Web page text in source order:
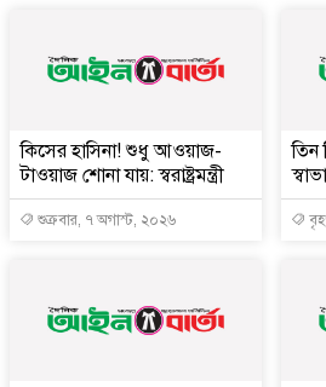
কিসের হাসিনা! শুধু আওয়াজ-
টাওয়াজ শোনা যায়: স্বরাষ্ট্রমন্ত্রী
শুক্রবার, ৭ অগাস্ট, ২০২৬
তিন